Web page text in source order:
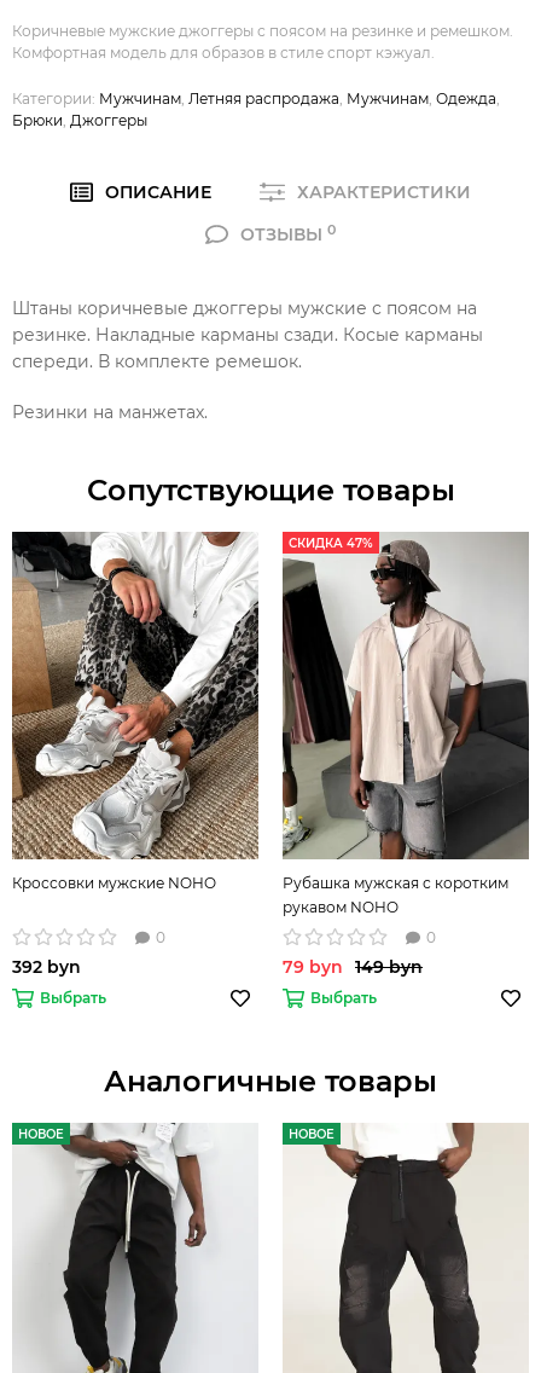
Коричневые мужские джоггеры с поясом на резинке и ремешком.
Комфортная модель для образов в стиле спорт кэжуал.
Категории: Мужчинам, Летняя распродажа, Мужчинам, Одежда,
Брюки, Джоггеры
ОПИСАНИЕ
ХАРАКТЕРИСТИКИ
ОТЗЫВЫ 0
Штаны коричневые джоггеры мужские с поясом на
резинке. Накладные карманы сзади. Косые карманы
спереди. В комплекте ремешок.
Резинки на манжетах.
Сопутствующие товары
Кроссовки мужские NOHO
0
392 byn
Выбрать
СКИДКА 47%
Рубашка мужская с коротким
рукавом NOHO
0
79 byn 149 byn
Выбрать
Аналогичные товары
НОВОЕ НОВОЕ